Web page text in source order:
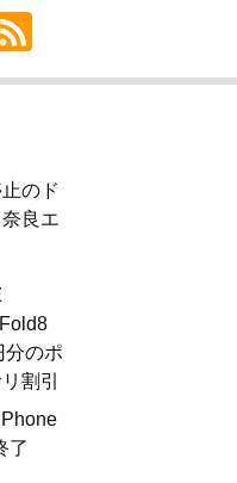
のド
良エ
分のポ
割引
了